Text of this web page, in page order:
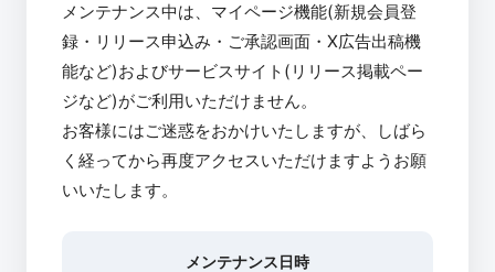
メンテナンス中は、マイページ機能(新規会員登
録・リリース申込み・ご承認画面・X広告出稿機
能など)およびサービスサイト(リリース掲載ペー
ジなど)がご利用いただけません。
お客様にはご迷惑をおかけいたしますが、しばら
く経ってから再度アクセスいただけますようお願
いいたします。
メンテナンス日時